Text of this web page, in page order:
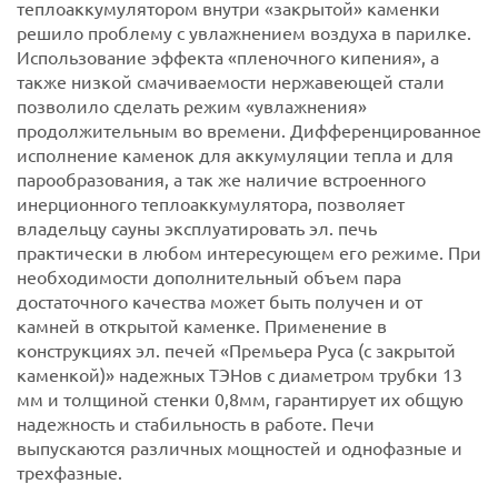
теплоаккумулятором внутри «закрытой» каменки
решило проблему с увлажнением воздуха в парилке.
Использование эффекта «пленочного кипения», а
также низкой смачиваемости нержавеющей стали
позволило сделать режим «увлажнения»
продолжительным во времени. Дифференцированное
исполнение каменок для аккумуляции тепла и для
парообразования, а так же наличие встроенного
инерционного теплоаккумулятора, позволяет
владельцу сауны эксплуатировать эл. печь
практически в любом интересующем его режиме. При
необходимости дополнительный объем пара
достаточного качества может быть получен и от
камней в открытой каменке. Применение в
конструкциях эл. печей «Премьера Руса (с закрытой
каменкой)» надежных ТЭНов с диаметром трубки 13
мм и толщиной стенки 0,8мм, гарантирует их общую
надежность и стабильность в работе. Печи
выпускаются различных мощностей и однофазные и
трехфазные.